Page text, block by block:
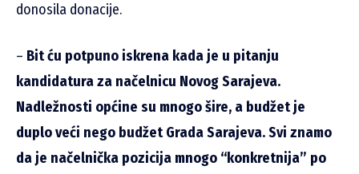
donosila donacije.
– Bit ću potpuno iskrena kada je u pitanju
kandidatura za načelnicu Novog Sarajeva.
Nadležnosti općine su mnogo šire, a budžet je
duplo veći nego budžet Grada Sarajeva. Svi znamo
da je načelnička pozicija mnogo “konkretnija” po